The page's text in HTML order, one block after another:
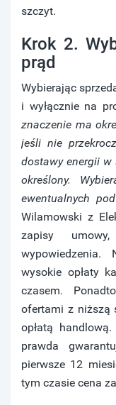
szczyt.
Krok 2.
prąd
Wybierając
i wyłącznie na
znaczenie ma
jeśli nie
dostawy energii w
określony.
ewentualnych
Wilamowski z
zapisy
wypowiedzenia.
wysokie opłaty
czasem.
ofertami z niższą
opłatą
prawda
pierwsze 12
tym czasie cena